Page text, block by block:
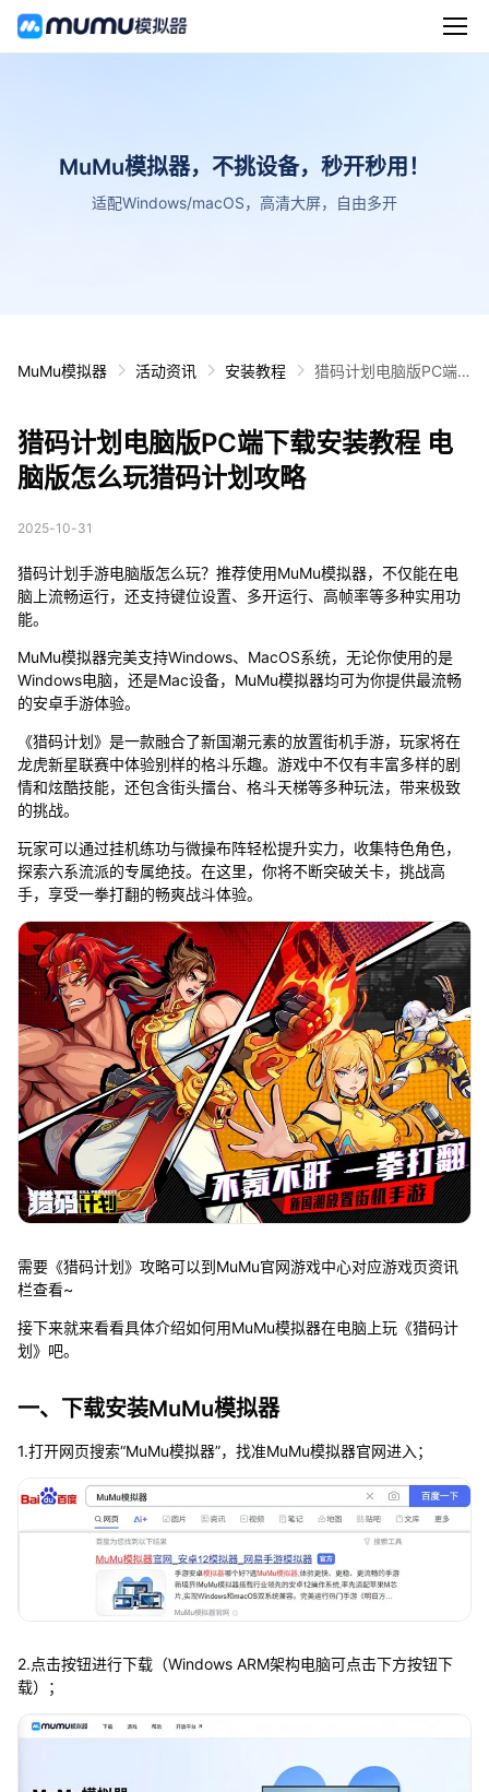
MuMu模拟器，不挑设备，秒开秒用！
适配Windows/macOS，高清大屏，自由多开
MuMu模拟器 活动资讯 安装教程
猎码计划电脑版PC端
猎码计划电脑版PC端下载安装教程 电
脑版怎么玩猎码计划攻略
2025-10-31
猎码计划手游电脑版怎么玩？推荐使用MuMu模拟器，不仅能在电
脑上流畅运行，还支持键位设置、多开运行、高帧率等多种实用功
能。
MuMu模拟器完美支持Windows、MacOS系统，无论你使用的是
Windows电脑，还是Mac设备，MuMu模拟器均可为你提供最流畅
的安卓手游体验。
《猎码计划》是一款融合了新国潮元素的放置街机手游，玩家将在
龙虎新星联赛中体验别样的格斗乐趣。游戏中不仅有丰富多样的剧
情和炫酷技能，还包含街头擂台、格斗天梯等多种玩法，带来极致
的挑战。
玩家可以通过挂机练功与微操布阵轻松提升实力，收集特色角色，
探索六系流派的专属绝技。在这里，你将不断突破关卡，挑战高
手，享受一拳打翻的畅爽战斗体验。
需要《猎码计划》攻略可以到MuMu官网游戏中心对应游戏页资讯
栏查看~
接下来就来看看具体介绍如何用MuMu模拟器在电脑上玩《猎码计
划》吧。
一、下载安装MuMu模拟器
1.打开网页搜索“MuMu模拟器”，找准MuMu模拟器官网进入；
2.点击按钮进行下载（Windows ARM架构电脑可点击下方按钮下
载）；